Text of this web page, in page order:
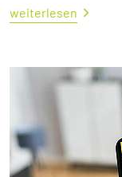
weiterlesen